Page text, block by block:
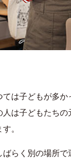
は子どもが多
は子どもたち
。
ばらく別の場所